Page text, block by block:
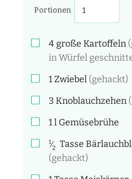
Portionen
4 große Kartoffeln
in Würfel
1Zwiebel (gehackt)
3 Knoblauchzehen
1l Gemüsebrühe
1⁄2 Tasse
(gehackt)